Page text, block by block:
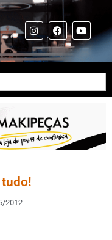
tudo!
2012